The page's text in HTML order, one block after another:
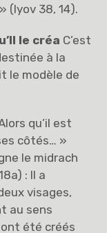
(Iyov 38, 14).
le créa C’est
à la
le modèle de
qu’il est
côtés… »
le midrach
: Il a
visages,
au sens
été créés